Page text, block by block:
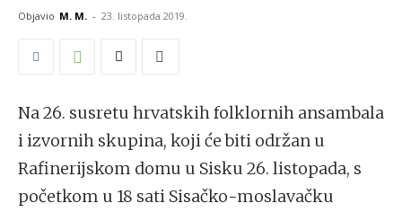
Objavio M. M. - 23. listopada 2019.
Na 26. susretu hrvatskih folklornih ansambala
i izvornih skupina, koji će biti održan u
Rafinerijskom domu u Sisku 26. listopada, s
početkom u 18 sati Sisačko-moslavačku